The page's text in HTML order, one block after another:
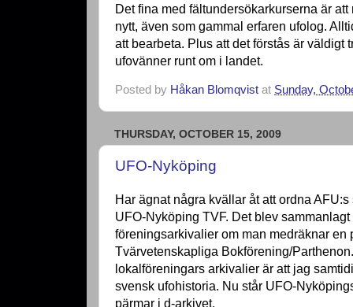
Det fina med fältundersökarkurserna är
nytt, även som gammal erfaren ufolog.
att bearbeta. Plus att det förstås är väldigt
ufovänner runt om i landet.
Posted by Håkan Blomqvist at Sunday,
THURSDAY, OCTOBER 15, 2009
UFO-Nyköping
Har ägnat några kvällar åt att ordna
UFO-Nyköping TVF. Det blev sammanlagt
föreningsarkivalier om man medräknar en
Tvärvetenskapliga Bokförening/
lokalföreningars arkivalier är att jag
svensk ufohistoria. Nu står UFO-
pärmar i d-arkivet.